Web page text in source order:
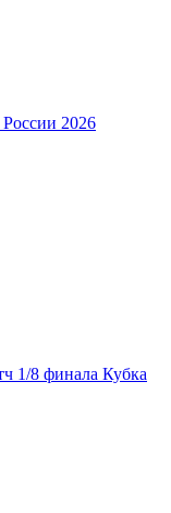
2026
1/8 финала Кубка